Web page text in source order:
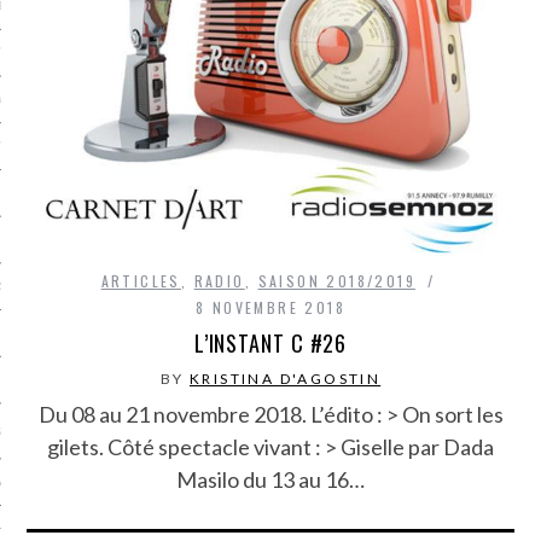
GUERRE
ARTICLES RADIO
SAISON 2018/2019
8 NOVEMBRE 2018
L’INSTANT C #26
BY KRISTINA D'AGOSTIN
Du 08 au 21 novembre 2018. L’édito : > On sort les
gilets. Côté spectacle vivant : > Giselle par Dada
Masilo du 13 au 16…